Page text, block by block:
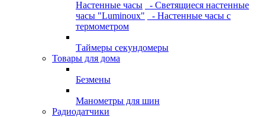
Настенные часы
- Светящиеся настенные
часы "Luminoux"
- Настенные часы с
термометром
Таймеры секундомеры
Товары для дома
Безмены
Манометры для шин
Радиодатчики